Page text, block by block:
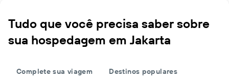
Tudo que você precisa saber sobre
sua hospedagem em Jakarta
Complete sua viagem Destinos populares